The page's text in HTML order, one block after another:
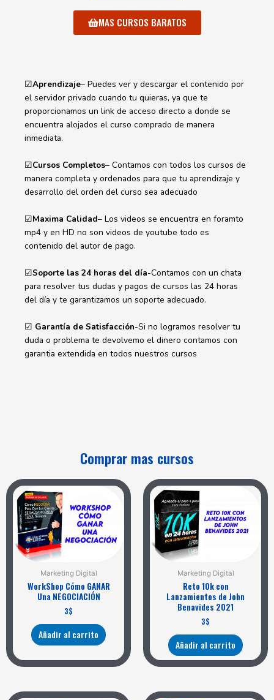
MAS CURSOS BARATOS
☑Aprendizaje– Puedes ver y descargar el contenido por
el servidor privado cuando tu quieras, ya que te
proporcionamos un link de acceso directo a donde se
encuentra alojados el curso comprado de manera
inmediata.
☑Cursos Completos– Contamos con todos los cursos de
manera completa y ordenados para que tu aprendizaje y
desarrollo del orden del curso sea adecuado
☑Maxima Calidad– Los videos se encuentra en foramto
mp4 y en HD no son videos de youtube todo es
contenido del autor de pago.
☑Soporte las 24 horas del día-Contamos con un chata
para resolver tus dudas y pagos de cursos las 24 horas
del día y te garantizamos un soporte adecuado.
☑ Garantía de Satisfacción-Si no logramos resolver tu
duda o problema te devolvemo el dinero contamos con
garantia extendida en todos nuestros cursos
Comprar mas cursos
Marketing Digital
WorkShop Cómo GANAR
Una NEGOCIACIÓN
3$
Añadir al carrito
Marketing Digital
Reto 10k con
Lanzamientos de John
Benavides 2021
3$
Añadir al carrito